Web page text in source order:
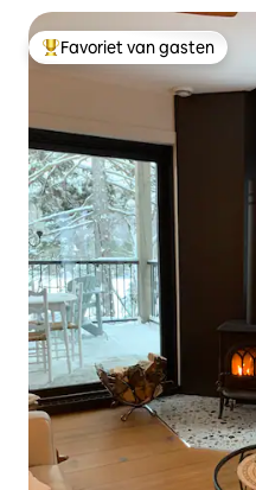
Topfavoriet van gasten
Favoriet van gasten